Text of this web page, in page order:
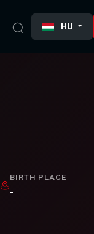
HU
BIRTH PLACE
-